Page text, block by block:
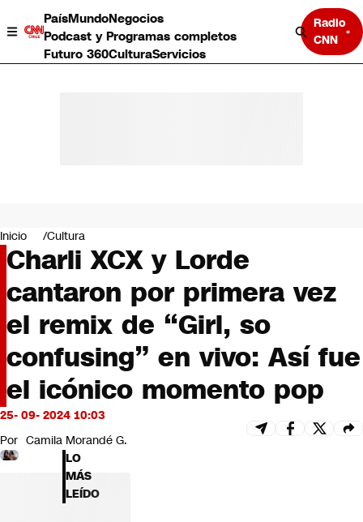
PaísMundoNegocios
Podcast y Programas completos
Futuro 360CulturaServicios
Radio
CNN
Negocios
Deportes
Programas completos
Cultura
Servicios
Bits
CNN tiempo
Futuro 360
Opinión
Inicio Cultura
Charli XCX y Lorde
cantaron por primera vez
el remix de “Girl, so
confusing” en vivo: Así fue
el icónico momento pop
25- 09- 2024 10:03
Por Camila Morandé G.
LO
MÁS
LEÍDO